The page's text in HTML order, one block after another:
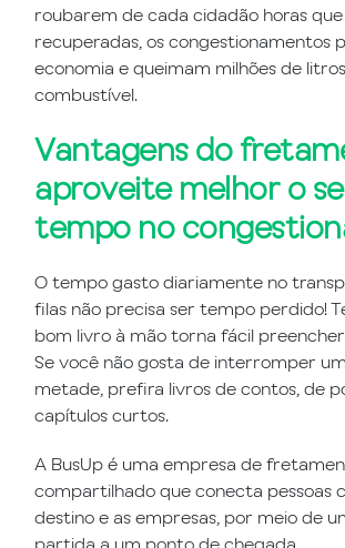
roubarem de cada cidadão horas
recuperadas, os congestionamentos
economia e queimam milhões de
combustível.
Vantagens do
aproveite melhor o
tempo no
O tempo gasto diariamente no
filas não precisa ser tempo perdido!
bom livro à mão torna fácil preencher
Se você não gosta de interromper
metade, prefira livros de contos, de
capítulos curtos.
A BusUp é uma empresa de
compartilhado que conecta pessoas
destino e as empresas, por meio de
partida a um ponto de chegada.